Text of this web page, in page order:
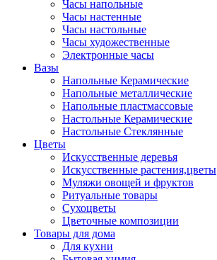
Часы напольные
Часы настенные
Часы настольные
Часы художественные
Электронные часы
Вазы
Напольные Керамические
Напольные металлические
Напольные пластмассовые
Настольные Керамические
Настольные Стеклянные
Цветы
Искусственные деревья
Искусственные растения,цветы
Муляжи овощей и фруктов
Ритуальные товары
Сухоцветы
Цветочные композиции
Товары для дома
Для кухни